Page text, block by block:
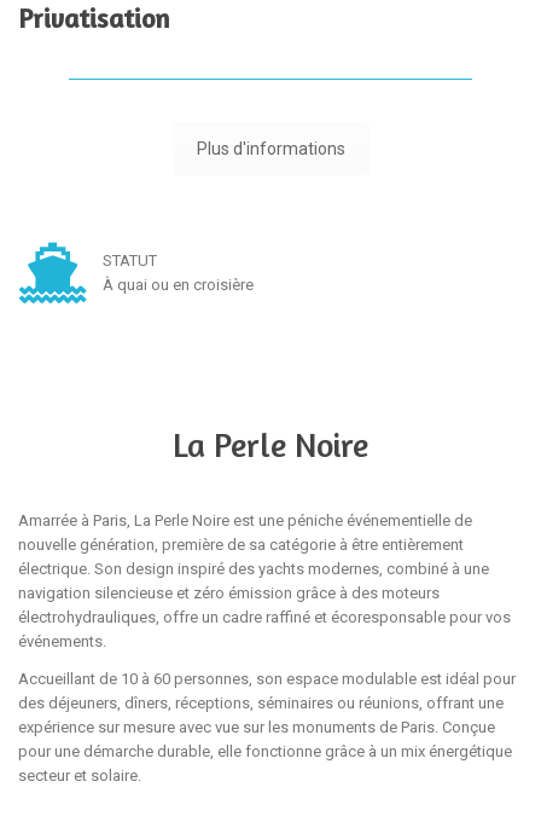
Privatisation
Plus d'informations
STATUT
À quai ou en croisière
La Perle Noire
Amarrée à Paris, La Perle Noire est une péniche événementielle de
nouvelle génération, première de sa catégorie à être entièrement
électrique. Son design inspiré des yachts modernes, combiné à une
navigation silencieuse et zéro émission grâce à des moteurs
électrohydrauliques, offre un cadre raffiné et écoresponsable pour vos
événements.
Accueillant de 10 à 60 personnes, son espace modulable est idéal pour
des déjeuners, dîners, réceptions, séminaires ou réunions, offrant une
expérience sur mesure avec vue sur les monuments de Paris. Conçue
pour une démarche durable, elle fonctionne grâce à un mix énergétique
secteur et solaire.